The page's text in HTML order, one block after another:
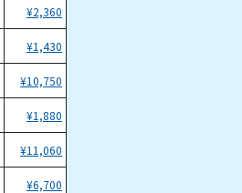
¥2,360
¥1,430
¥10,750
¥1,880
¥11,060
¥6,700